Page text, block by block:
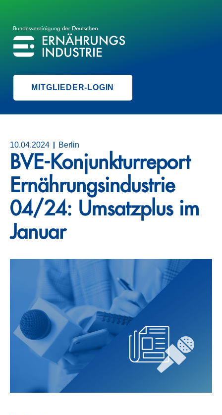
BVE
BUNDESVEREINIGUNG DER ERNÄHRUNGSINDUSTRIE
MITGLIEDER-LOGIN
10.04.2024 Berlin
BVE-Konjunkturreport
Ernährungsindustrie
04/24: Umsatzplus im
Januar